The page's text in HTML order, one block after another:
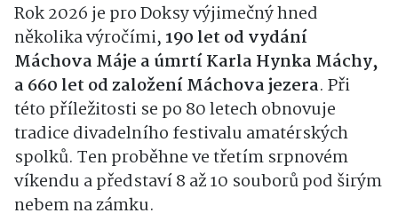
Rok 2026 je pro Doksy výjimečný hned
několika výročími, 190 let od vydání
Máchova Máje a úmrtí Karla Hynka Máchy,
a 660 let od založení Máchova jezera. Při
této příležitosti se po 80 letech obnovuje
tradice divadelního festivalu amatérských
spolků. Ten proběhne ve třetím srpnovém
víkendu a představí 8 až 10 souborů pod širým
nebem na zámku.